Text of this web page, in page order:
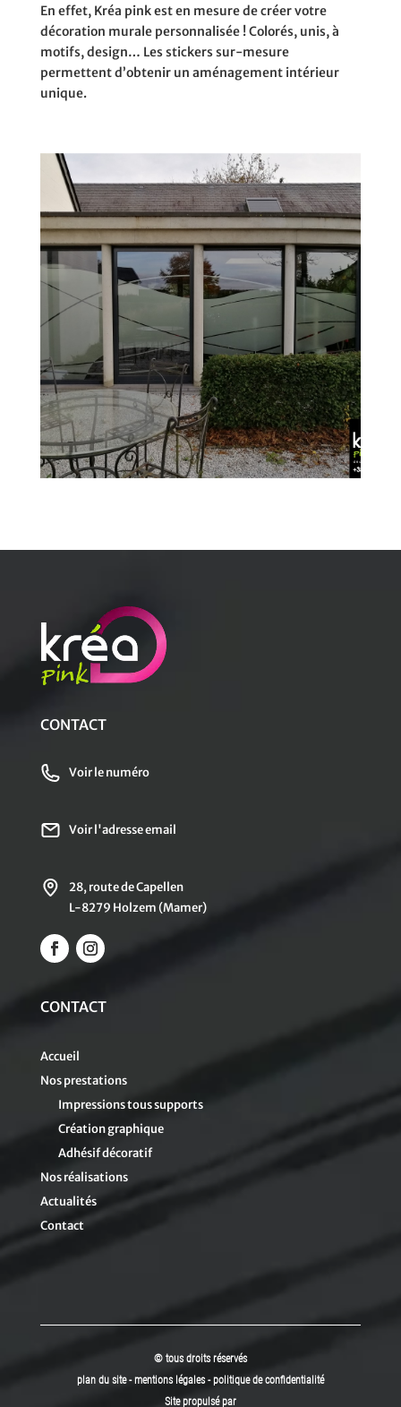
En effet, Kréa pink est en mesure de créer votre
décoration murale personnalisée ! Colorés, unis, à
motifs, design… Les stickers sur-mesure
permettent d’obtenir un aménagement intérieur
unique.
CONTACT
Voir le numéro
Voir l'adresse email
28, route de Capellen
L-8279 Holzem (Mamer)
CONTACT
Accueil
Nos prestations
Impressions tous supports
Création graphique
Adhésif décoratif
Nos réalisations
Actualités
Contact
© tous droits réservés
plan du site-mentions légales -politique de confidentialité
Site propulsé par